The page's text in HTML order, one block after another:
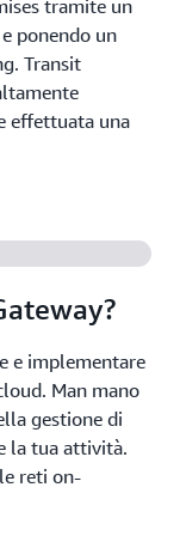
tramite un
ponendo un
Transit
effettuata una
e implementare
Man mano
gestione di
la tua attività.
reti on-